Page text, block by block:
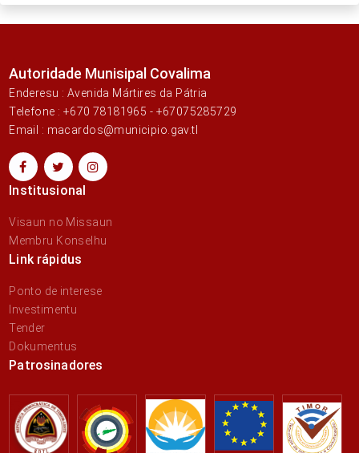
Autoridade Munisipal Covalima
Enderesu : Avenida Mártires da Pátria
Telefone : +670 78181965 - +67075285729
Email : macardos@municipio.gav.tl
Institusional
Visaun no Missaun
Membru Konselhu
Link rápidus
Ponto de interese
Investimentu
Tender
Dokumentus
Patrosinadores